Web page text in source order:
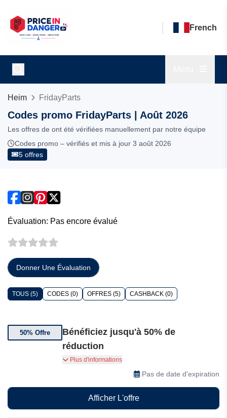
French
Heim FridayParts
Codes promo FridayParts | Août 2026
Les offres de ont été vérifiées manuellement par notre équipe
Codes promo – vérifiés et mis à jour 3 août 2026
5 offres
Évaluation: Pas encore évalué
Donner Une Évaluation
TOUS (5) CODES (0) OFFRES (5) CASHBACK (0)
50% Offre
Bénéficiez jusqu'à 50% de
réduction
Bénéficiez jusqu'à 50% de réduction sur une
Plus d'informations
Pas de date d'expiration
Afficher L'offre